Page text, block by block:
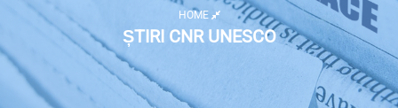
HOME
ȘTIRI CNR UNESCO